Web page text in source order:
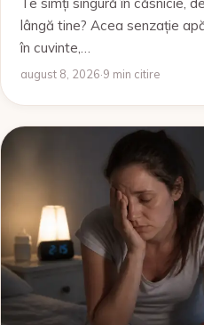
lângă tine? Acea senzație
în cuvinte,…
august 8, 2026·9 min citire